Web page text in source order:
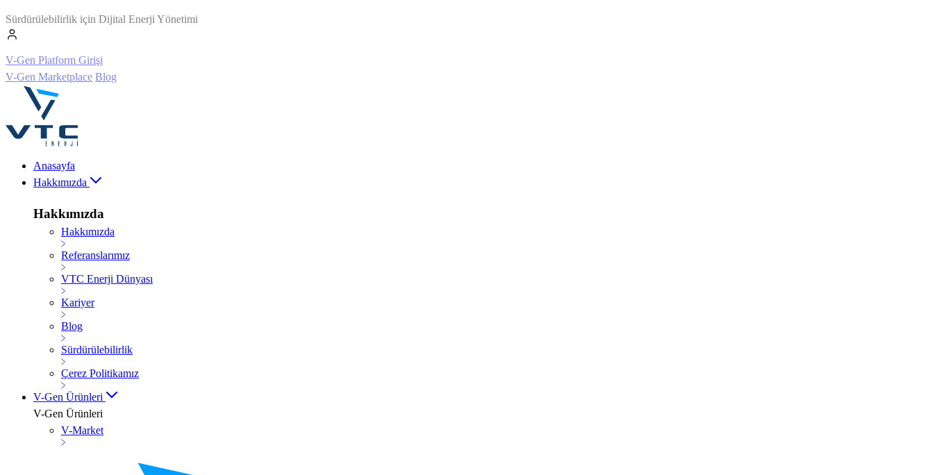
Sürdürülebilirlik için Dijital Enerji Yönetimi
V-Gen Platform Girişi
V-Gen Marketplace Blog
Anasayfa
Hakkımızda
Hakkımızda
Hakkımızda
Referanslarımız
VTC Enerji Dünyası
Kariyer
Blog
Sürdürülebilirlik
Çerez Politikamız
V-Gen Ürünleri
V-Gen Ürünleri
V-Market